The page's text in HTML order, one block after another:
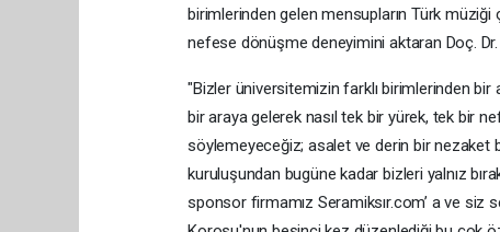
birimlerinden gelen mensupların Türk müziği
nefese dönüşme deneyimini aktaran Doç.
"Bizler üniversitemizin farklı birimlerinden bir
bir araya gelerek nasıl tek bir yürek, tek bir
söylemeyeceğiz; asalet ve derin bir nezaket
kuruluşundan bugüne kadar bizleri yalnız
sponsor firmamız Seramiksır.com’ a ve siz